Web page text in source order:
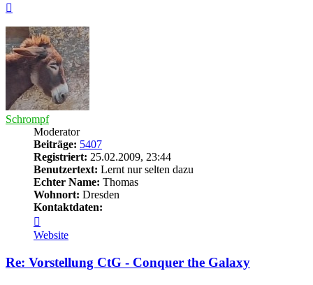
Schrompf
Moderator
Beiträge: 5407
Registriert: 25.02.2009, 23:44
Benutzertext: Lernt nur selten dazu
Echter Name: Thomas
Wohnort: Dresden
Kontaktdaten:
von
Schrompf
Website
Re: Vorstellung CtG - Conquer the Galaxy